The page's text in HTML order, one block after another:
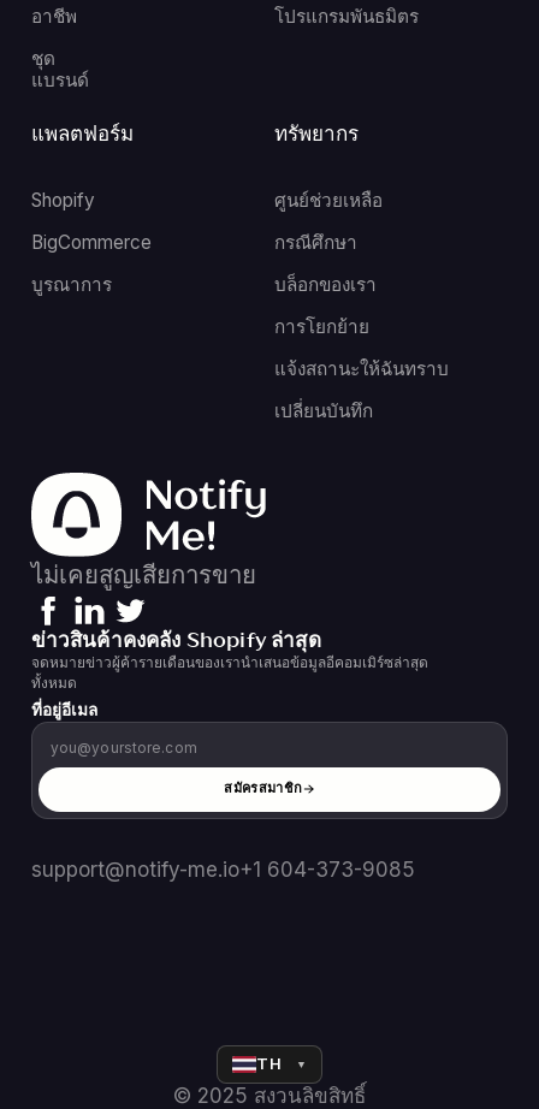
อาชีพ
ชุด
แบรนด์
ทรัพยากร
ศูนย์ช่วยเหลือ
กรณีศึกษา
บล็อกของเรา
การโยกย้าย
แจ้งสถานะให้ฉันทราบ
เปลี่ยนบันทึก
โปรแกรมพันธมิตร
แพลตฟอร์ม
Shopify
BigCommerce
บูรณาการ
ไม่เคยสูญเสียการขาย
ข่าวสินค้าคงคลัง Shopify ล่าสุด
จดหมายข่าวผู้ค้ารายเดือนของเรานำเสนอข้อมูลอีคอมเมิร์ซล่าสุด
ทั้งหมด
ที่อยู่อีเมล
สมัครสมาชิก
support@notify-me.io+1 604-373-9085
TH ▼
© 2025 สงวนลิขสิทธิ์